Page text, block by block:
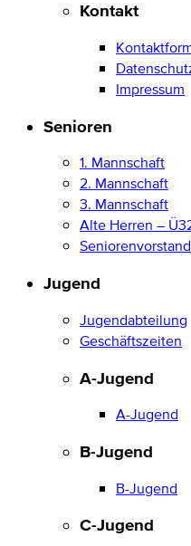
Kontakt
Impressum
Senioren
1. Mannschaft
2. Mannschaft
3. Mannschaft
Alte Herren –
Seniorenvorstand
Jugend
Jugendabteilung
Geschäftszeiten
A-Jugend
A-Jugend
B-Jugend
B-Jugend
C-Jugend